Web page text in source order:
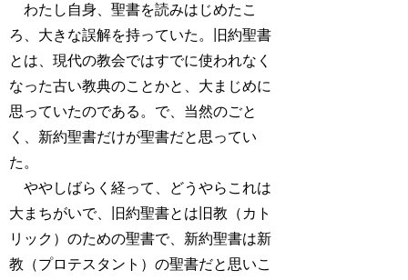
わたし自身、聖書を読みはじめたこ
ろ、大きな誤解を持っていた。旧約聖書
とは、現代の教会ではすでに使われなく
なった古い教典のことかと、大まじめに
思っていたのである。で、当然のごと
く、新約聖書だけが聖書だと思ってい
た。
ややしばらく経って、どうやらこれは
大まちがいで、旧約聖書とは旧教（カト
リック）のための聖書で、新約聖書は新
教（プロテスタント）の聖書だと思いこ